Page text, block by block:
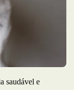
saudável e